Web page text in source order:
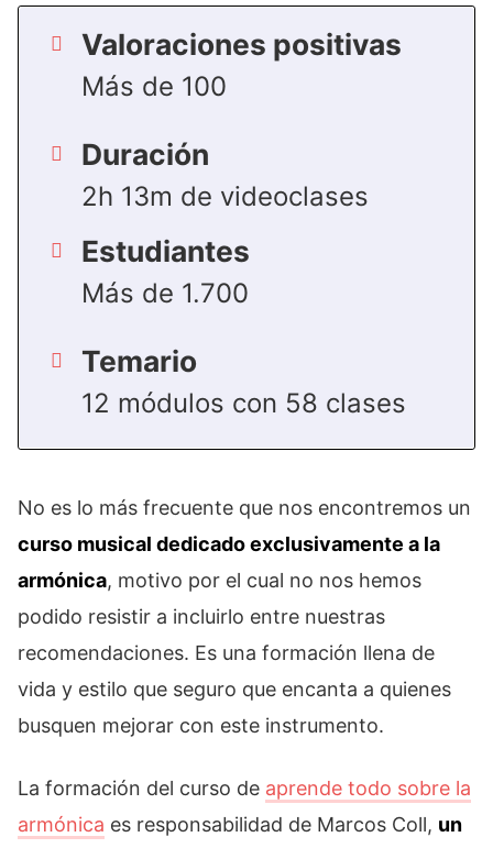
Valoraciones positivas
Más de 100
Duración
2h 13m de videoclases
Estudiantes
Más de 1.700
Temario
12 módulos con 58 clases
No es lo más frecuente que nos encontremos un
curso musical dedicado exclusivamente a la
armónica, motivo por el cual no nos hemos
podido resistir a incluirlo entre nuestras
recomendaciones. Es una formación llena de
vida y estilo que seguro que encanta a quienes
busquen mejorar con este instrumento.
La formación del curso de aprende todo sobre la
armónica es responsabilidad de Marcos Coll, un